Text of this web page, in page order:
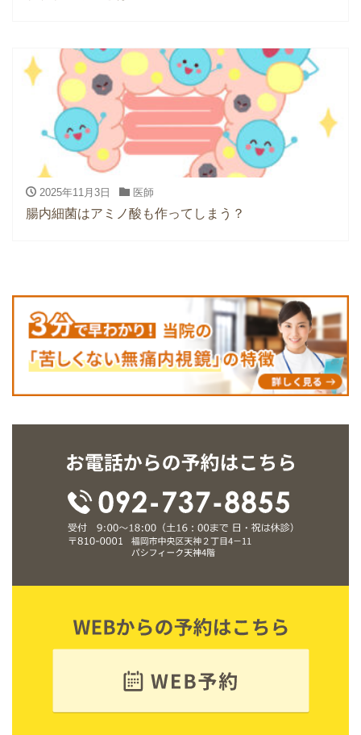
2025年11月3日 医師
腸内細菌はアミノ酸も作ってしまう？